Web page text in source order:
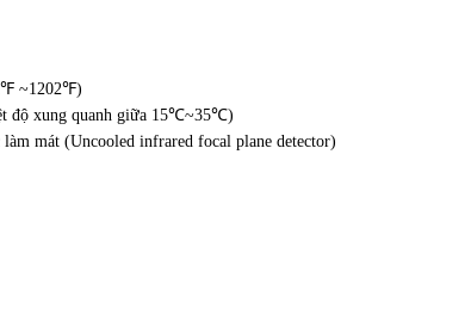
~1202℉)
độ xung quanh giữa 15℃~35℃)
mát (Uncooled infrared focal plane detector)